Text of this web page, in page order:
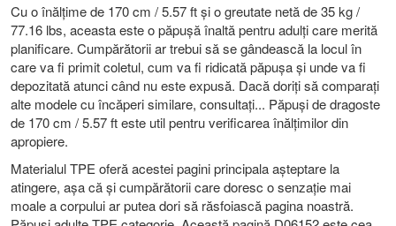
Cu o înălțime de 170 cm / 5.57 ft și o greutate netă de 35 kg /
77.16 lbs, aceasta este o păpușă înaltă pentru adulți care merită
planificare. Cumpărătorii ar trebui să se gândească la locul în
care va fi primit coletul, cum va fi ridicată păpușa și unde va fi
depozitată atunci când nu este expusă. Dacă doriți să comparați
alte modele cu încăperi similare, consultați... Păpuși de dragoste
de 170 cm / 5.57 fteste util pentru verificarea înălțimilor din
apropiere.
Materialul TPE oferă acestei pagini principala așteptare la
atingere, așa că și cumpărătorii care doresc o senzație mai
moale a corpului ar putea dori să răsfoiască pagina noastră.